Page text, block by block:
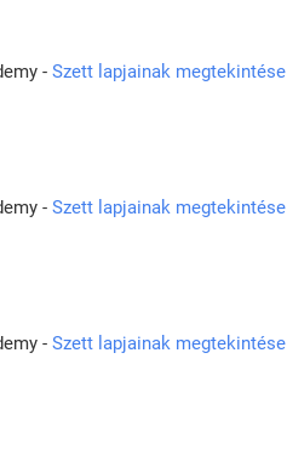
- Szett lapjainak megtekintése
- Szett lapjainak megtekintése
- Szett lapjainak megtekintése